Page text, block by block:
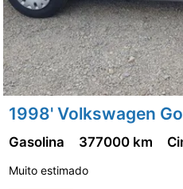
1998' Volkswagen
Gasolina 377000 km
Muito estimado